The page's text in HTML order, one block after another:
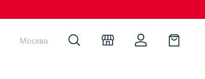
Москва